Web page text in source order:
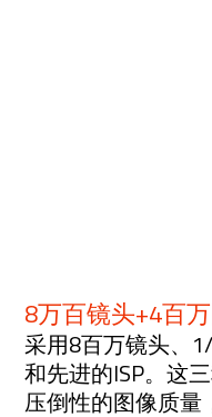
8万百镜头+4百
采用8百万镜头、
和先进的ISP。这
压倒性的图像质量